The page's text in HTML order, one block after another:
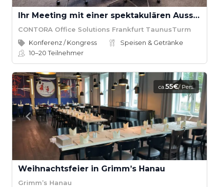
Ihr Meeting mit einer spektakulären Aussicht über Frankfurt
CONTORA Office Solutions Frankfurt TaunusTurm
Konferenz / Kongress
Speisen & Getränke
10–20Teilnehmer
ca.55€/ Pers.
Weihnachtsfeier in Grimm’s Hanau
Grimm’s Hanau